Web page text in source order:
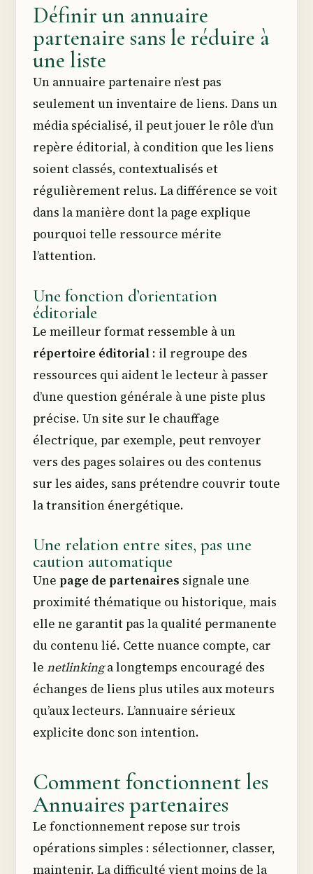
Définir un annuaire
partenaire sans le réduire à
une liste
Un annuaire partenaire n’est pas
seulement un inventaire de liens. Dans un
média spécialisé, il peut jouer le rôle d’un
repère éditorial, à condition que les liens
soient classés, contextualisés et
régulièrement relus. La différence se voit
dans la manière dont la page explique
pourquoi telle ressource mérite
l’attention.
Une fonction d’orientation
éditoriale
Le meilleur format ressemble à un
répertoire éditorial : il regroupe des
ressources qui aident le lecteur à passer
d’une question générale à une piste plus
précise. Un site sur le chauffage
électrique, par exemple, peut renvoyer
vers des pages solaires ou des contenus
sur les aides, sans prétendre couvrir toute
la transition énergétique.
Une relation entre sites, pas une
caution automatique
Une page de partenaires signale une
proximité thématique ou historique, mais
elle ne garantit pas la qualité permanente
du contenu lié. Cette nuance compte, car
le netlinkinga longtemps encouragé des
échanges de liens plus utiles aux moteurs
qu’aux lecteurs. L’annuaire sérieux
explicite donc son intention.
Comment fonctionnent les
Annuaires partenaires
Le fonctionnement repose sur trois
opérations simples : sélectionner, classer,
maintenir. La difficulté vient moins de la